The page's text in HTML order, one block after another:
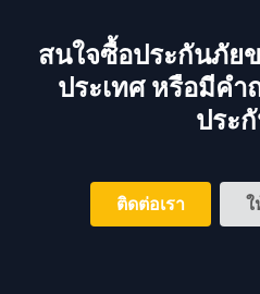
สนใจซื้อประกันภัย
ประเทศ หรือมีคำ
ประ
ติดต่อเรา ใ